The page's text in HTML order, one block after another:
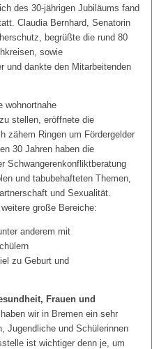
des 30-jährigen Jubiläums fand
Claudia Bernhard, Senatorin
begrüßte die rund 80
sowie
und dankte den Mitarbeitenden
wohnortnahe
stellen, eröffnete die
zähem Ringen um Fördergelder
30 Jahren haben die
Schwangerenkonfliktberatung
und tabubehafteten Themen,
und Sexualität.
große Bereiche:
anderem mit
zu Geburt und
Frauen und
wir in Bremen ein sehr
Jugendliche und Schülerinnen
ist wichtiger denn je, um